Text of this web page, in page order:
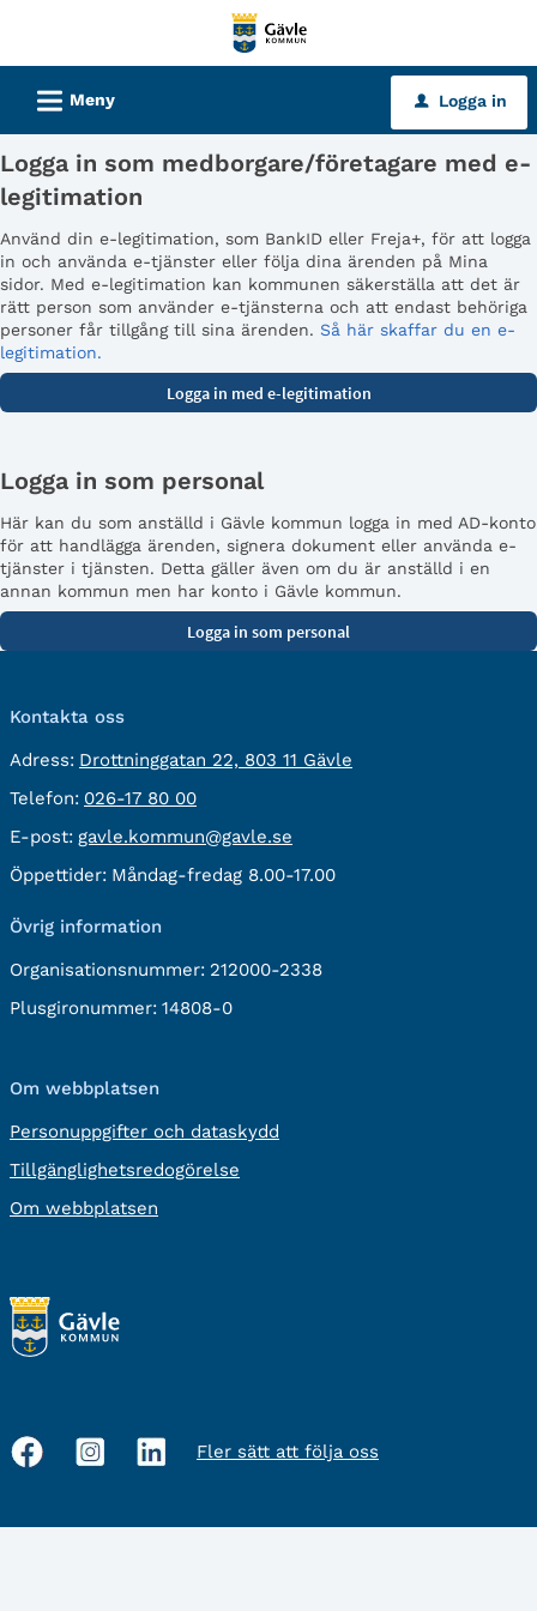
tjänster
Gävle
kommun
L Meny u Logga in
Logga in som medborgare/företagare med e-
legitimation
Använd din e-legitimation, som BankID eller Freja+, för att logga
in och använda e-tjänster eller följa dina ärenden på Mina
sidor. Med e-legitimation kan kommunen säkerställa att det är
rätt person som använder e-tjänsterna och att endast behöriga
personer får tillgång till sina ärenden. Så här skaffar du en e-
legitimation.
Logga in som personal
Här kan du som anställd i Gävle kommun logga in med AD-konto
för att handlägga ärenden, signera dokument eller använda e-
tjänster i tjänsten. Detta gäller även om du är anställd i en
annan kommun men har konto i Gävle kommun.
Kontakta oss
Adress: besöksadress:
Drottninggatan 22, 803 11 Gävle
Telefon: Telefon:
026-17 80 00
E-post: E-
post:
gavle.kommun@gavle.se
Öppettider: Måndag-fredag 8.00-17.00
Övrig information
Organisationsnummer: 212000-2338
Plusgironummer: 14808-0
Om webbplatsen
Personuppgifter och dataskydd
Tillgänglighetsredogörelse
Om webbplatsen
Sociala
Fler sätt att följa oss